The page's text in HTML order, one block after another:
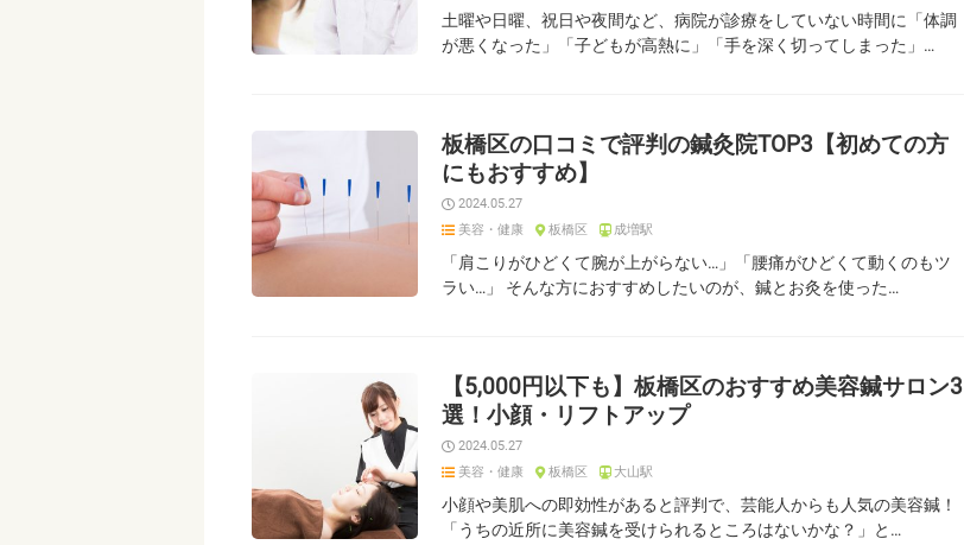
土曜や日曜、祝日や夜間など、病院が診療をしていない時間に「体調
が悪くなった」「子どもが高熱に」「手を深く切ってしまった」…
板橋区の口コミで評判の鍼灸院TOP3【初めての方
にもおすすめ】
2024.05.27
美容・健康
板橋区 成増駅
「肩こりがひどくて腕が上がらない…」「腰痛がひどくて動くのもツ
ラい…」 そんな方におすすめしたいのが、鍼とお灸を使った…
【5,000円以下も】板橋区のおすすめ美容鍼サロン3
選！小顔・リフトアップ
2024.05.27
美容・健康
板橋区 大山駅
小顔や美肌への即効性があると評判で、芸能人からも人気の美容鍼！
「うちの近所に美容鍼を受けられるところはないかな？」と…